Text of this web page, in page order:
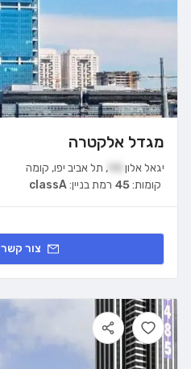
מגדל אלקטרה
יגאל אלון , תל אביב יפו, קומה
רמת בניין:classA קומות:45
צור קשר